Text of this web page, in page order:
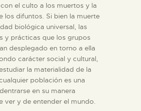
el culto a los muertos y la
los difuntos. Si bien la muerte
biológica universal, las
y prácticas que los grupos
desplegado en torno a ella
carácter social y cultural,
la materialidad de la
población es una
en su manera
ver y de entender el mundo.